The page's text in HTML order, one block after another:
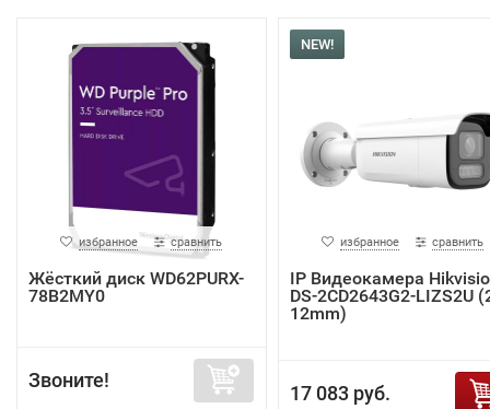
избранное сравнить
Жёсткий диск WD62PURX-
78B2MY0
Звоните!
NEW!
избранное сравнить
IP Видеокамера
DS-2CD2643G2-LIZS2U
12mm)
17 083 руб.